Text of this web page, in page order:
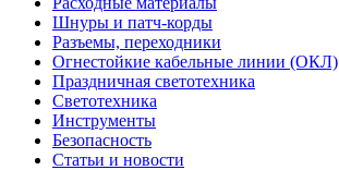
Шнуры и патч-корды
Разъемы, переходники
Огнестойкие кабельные линии (ОКЛ)
Праздничная светотехника
Светотехника
Инструменты
Безопасность
Статьи и новости